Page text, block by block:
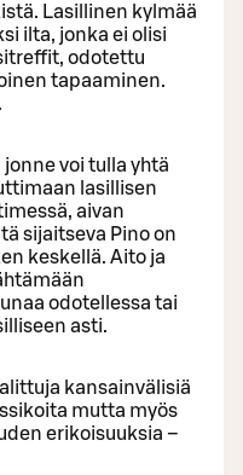
Lasillinen kylmää
ilta, jonka ei olisi
odotettu
tapaaminen.
jonne voi tulla yhtä
lasillisen
aivan
sijaitseva Pino on
keskellä. Aito ja
odotellessa tai
asti.
kansainvälisiä
mutta myös
erikoisuuksia –